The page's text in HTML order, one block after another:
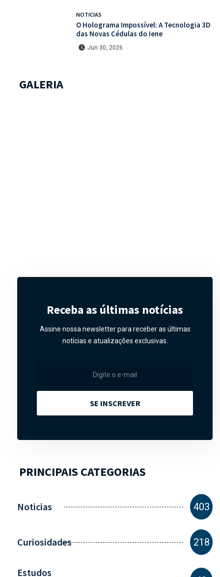
NOTICIAS
O Holograma Impossível: A Tecnologia 3D
das Novas Cédulas do Iene
Jun 30, 2026
GALERIA
Receba as últimas notícias
Assine nossa newsletter para receber as últimas
notícias e atualizações exclusivas.
SE INSCREVER
PRINCIPAIS CATEGORIAS
Noticias 403
Curiosidades 218
Estudos